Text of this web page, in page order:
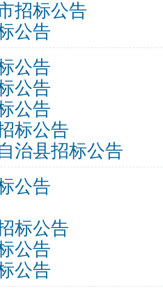
招标公告
公告
公告
公告
公告
标公告
治县招标公告
公告
标公告
公告
公告